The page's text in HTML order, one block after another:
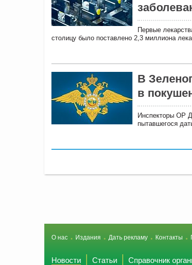
Первые
столицу было поставлено 2,3 миллиона
В
в
Инспекторы ОР
пытавшегося
О нас Издания Дать рекламу Контакты
Новости Статьи Справочник